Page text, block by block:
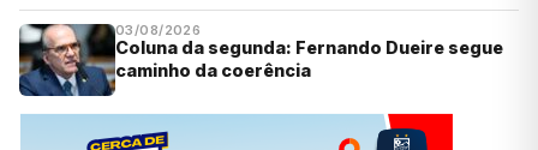
03/08/2026
Coluna da segunda: Fernando Dueire segue
caminho da coerência